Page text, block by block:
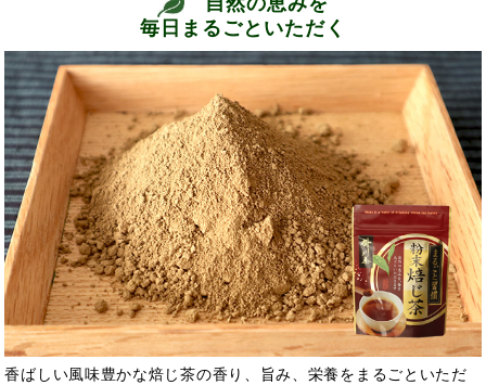
毎日まるごといただく
香ばしい風味豊かな焙じ茶の香り、旨み、栄養をまるごといただ